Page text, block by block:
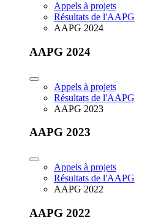
Appels à projets
Résultats de l'AAPG
AAPG 2024
AAPG 2024
Appels à projets
Résultats de l'AAPG
AAPG 2023
AAPG 2023
Appels à projets
Résultats de l'AAPG
AAPG 2022
AAPG 2022